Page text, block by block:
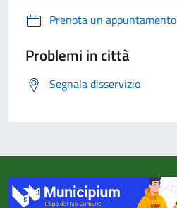
Prenota un appuntamento
Problemi in città
Segnala disservizio